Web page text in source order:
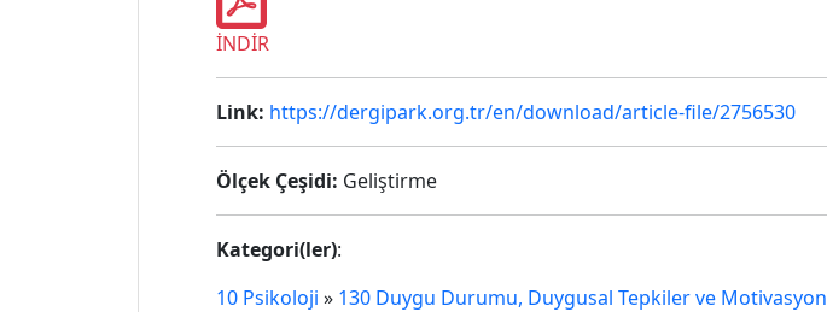
İNDİR
Link: https://dergipark.org.tr/en/download/article-file/2756530
Ölçek Çeşidi: Geliştirme
Kategori(ler):
10 Psikoloji » 130 Duygu Durumu, Duygusal Tepkiler ve Motivasyon